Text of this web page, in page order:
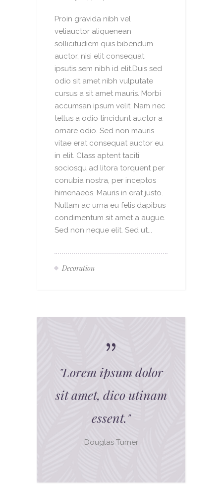
Proin gravida nibh vel
veliauctor aliquenean
sollicitudiem quis bibendum
auctor, nisi elit consequat
ipsutis sem nibh id elit.Duis sed
odio sit amet nibh vulputate
cursus a sit amet mauris. Morbi
accumsan ipsum velit. Nam nec
tellus a odio tincidunt auctor a
ornare odio. Sed non mauris
vitae erat consequat auctor eu
in elit. Class aptent taciti
sociosqu ad litora torquent per
conubia nostra, per inceptos
himenaeos. Mauris in erat justo.
Nullam ac urna eu felis dapibus
condimentum sit amet a augue.
Sed non neque elit. Sed ut...
Decoration
"Lorem ipsum dolor
sit amet, dico utinam
essent."
Douglas Turner